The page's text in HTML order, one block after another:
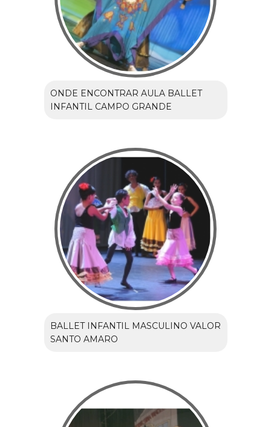
ONDE ENCONTRAR AULA BALLET
INFANTIL CAMPO GRANDE
BALLET INFANTIL MASCULINO VALOR
SANTO AMARO